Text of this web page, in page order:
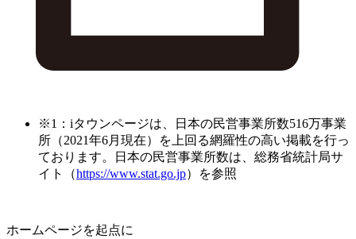
※1：iタウンページは、日本の民営事業所数516万事業
所（2021年6月現在）を上回る網羅性の高い掲載を行っ
ております。日本の民営事業所数は、総務省統計局サ
イト（https://www.stat.go.jp）を参照
ホームページを起点に